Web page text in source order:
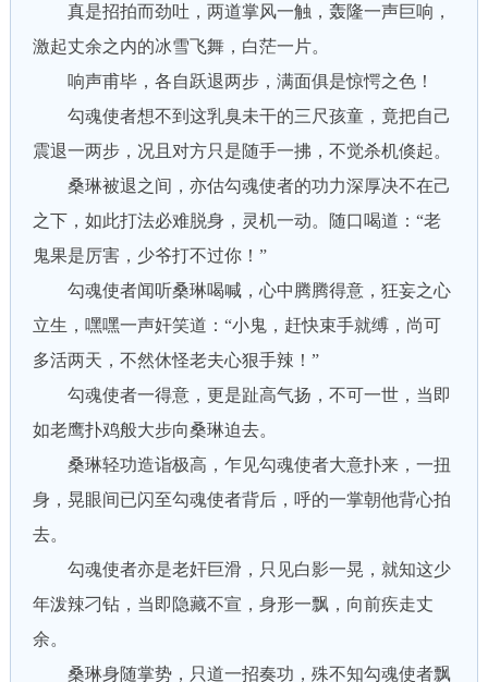
真是招拍而劲吐，两道掌风一触，轰隆一声巨响，
激起丈余之内的冰雪飞舞，白茫一片。
响声甫毕，各自跃退两步，满面俱是惊愕之色！
勾魂使者想不到这乳臭未干的三尺孩童，竟把自己
震退一两步，况且对方只是随手一拂，不觉杀机倏起。
桑琳被退之间，亦估勾魂使者的功力深厚决不在己
之下，如此打法必难脱身，灵机一动。随口喝道：“老
鬼果是厉害，少爷打不过你！”
勾魂使者闻听桑琳喝喊，心中腾腾得意，狂妄之心
立生，嘿嘿一声奸笑道：“小鬼，赶快束手就缚，尚可
多活两天，不然休怪老夫心狠手辣！”
勾魂使者一得意，更是趾高气扬，不可一世，当即
如老鹰扑鸡般大步向桑琳迫去。
桑琳轻功造诣极高，乍见勾魂使者大意扑来，一扭
身，晃眼间已闪至勾魂使者背后，呼的一掌朝他背心拍
去。
勾魂使者亦是老奸巨滑，只见白影一晃，就知这少
年泼辣刁钻，当即隐藏不宣，身形一飘，向前疾走丈
余。
桑琳身随掌势，只道一招奏功，殊不知勾魂使者飘